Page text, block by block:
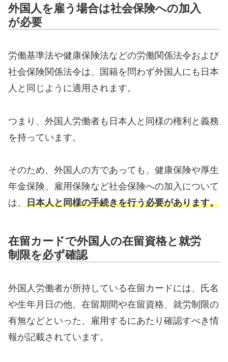
外国人を雇う場合は社会保険への加入
が必要
労働基準法や健康保険法などの労働関係法令および
社会保険関係法令は、国籍を問わず外国人にも日本
人と同じように適用されます。
つまり、外国人労働者も日本人と同様の権利と義務
を持っています。
そのため、外国人の方であっても、健康保険や厚生
年金保険、雇用保険など社会保険への加入について
は、 日本人と同様の手続きを行う必要があります。
在留カードで外国人の在留資格と就労
制限を必ず確認
外国人労働者が所持している在留カードには、氏名
や生年月日の他、在留期間や在留資格、就労制限の
有無などといった、雇用するにあたり確認すべき情
報が記載されています。